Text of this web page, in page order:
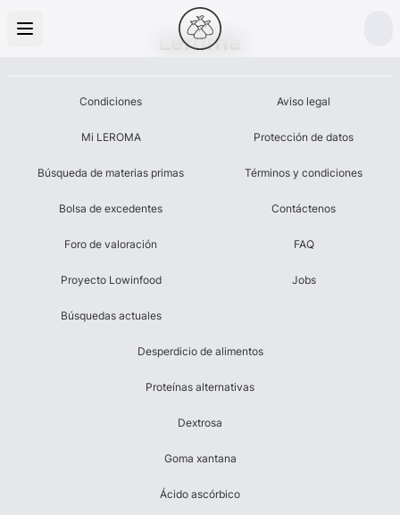
Leroma
Condiciones
Mi LEROMA
Búsqueda de materias primas
Bolsa de excedentes
Foro de valoración
Proyecto Lowinfood
Búsquedas actuales
Aviso legal
Protección de datos
Términos y condiciones
Contáctenos
FAQ
Jobs
Desperdicio de alimentos
Proteínas alternativas
Dextrosa
Goma xantana
Ácido ascórbico